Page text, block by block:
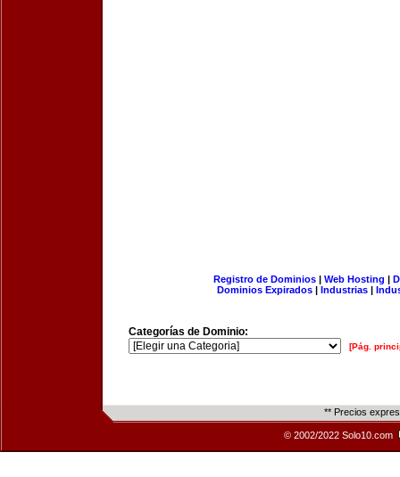
Registro de Dominios| Web Hosting |
Dominios Expirados | Industrias |
Categorías de Dominio:
[Pág.
** Precios
© 2002/2022 Solo10.com